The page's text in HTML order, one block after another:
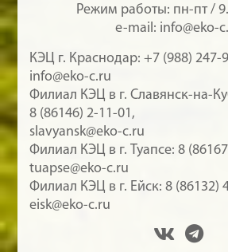
Режим работы: пн-пт /
e-mail: info@eko-
КЭЦ г. Краснодар:+7 (988) 247-
info@eko-c.ru
Филиал КЭЦ в г. Славянск-на-
8 (86146) 2-11-01,
slavyansk@eko-c.ru
Филиал КЭЦ в г. Туапсе:8
tuapse@eko-c.ru
Филиал КЭЦ в г. Ейск:8 (86132)
eisk@eko-c.ru